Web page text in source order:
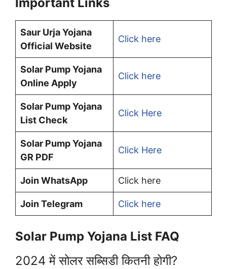
Saur Urja Yojana
Official Website
Click here
Solar Pump Yojana
Online Apply
Click here
Solar Pump Yojana
List Check
Click Here
Solar Pump Yojana
GR PDF
Click Here
Join WhatsApp Click here
Join Telegram Click here
Solar Pump Yojana List FAQ
2024 में सोलर सब्सिडी कितनी होगी?